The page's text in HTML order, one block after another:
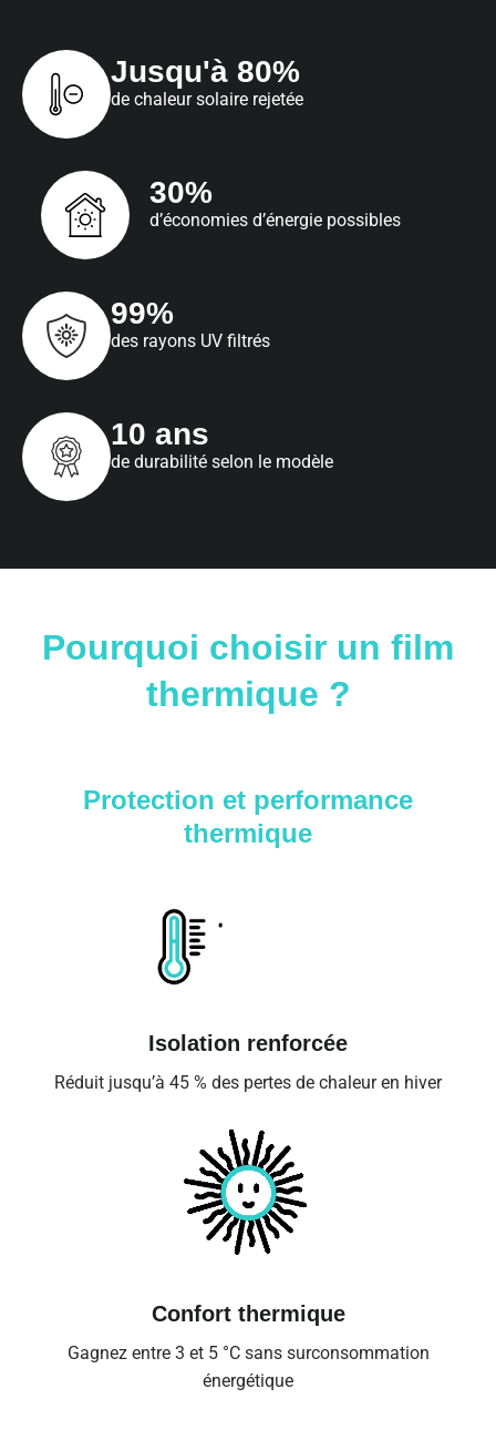
Jusqu'à 80%
de chaleur solaire rejetée
30%
d’économies d’énergie possibles
99%
des rayons UV filtrés
10 ans
de durabilité selon le modèle
Pourquoi choisir un film
thermique ?
Protection et performance
thermique
Isolation renforcée
Réduit jusqu’à 45 % des pertes de chaleur en hiver
Confort thermique
Gagnez entre 3 et 5 °C sans surconsommation
énergétique